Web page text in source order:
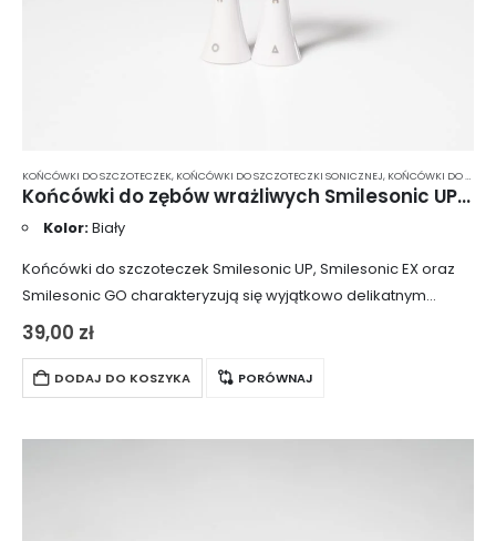
KOŃCÓWKI DO SZCZOTECZEK, KOŃCÓWKI DO SZCZOTECZKI SONICZNEJ, KOŃCÓWKI DO SZCZOTECZKI SONICZNEJ MIĘKKIE WŁOSIE
Końcówki do zębów wrażliwych Smilesonic UP/EX/GO SensiTouch 2 szt. – białe
Kolor:Biały
Końcówki do szczoteczek Smilesonic UP, Smilesonic EX oraz
Smilesonic GO charakteryzują się wyjątkowo delikatnym
włosiem, które nie podrażnia wrażliwych zębów. Są
osoby mające problemy…
39,00 zł
DODAJ DO KOSZYKA PORÓWNAJ